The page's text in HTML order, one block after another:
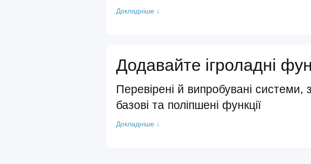
Докладніше ↓
Додавайте ігроладні
Перевірені й випробувані
базові та поліпшені функції
Докладніше ↓